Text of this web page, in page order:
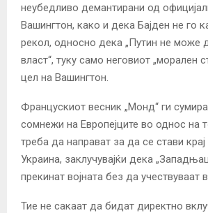
неубедливо демантирани од
Вашингтон, како и дека Бајден не го
рекол, односно дека „Путин не може
власт“, ​​туку само неговиот „морален
цел на Вашингтон.
Францускиот весник „Монд“ ги
сомнежи на Европејците во однос на
треба да направат за да се стави крај
Украина, заклучувајќи дека
прекинат војната без да учествуваат
Тие не сакаат да бидат директно